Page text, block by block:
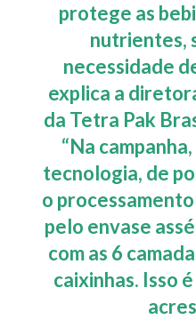
protege as
nutrientes,
necessidade
explica a
da Tetra Pak
“Na
tecnologia, de
o
pelo envase
com as 6
caixinhas. Isso